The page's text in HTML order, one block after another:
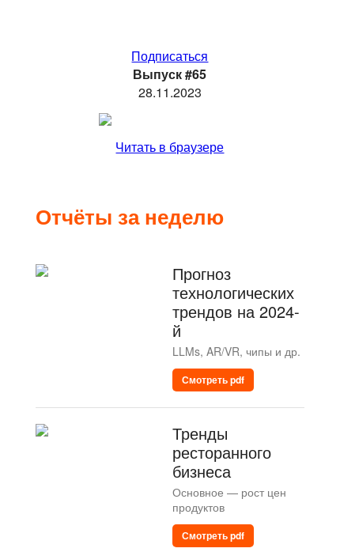
Подписаться
Выпуск #65
28.11.2023
Читать в браузере
Отчёты за неделю
Прогноз
технологических
трендов на 2024-
й
LLMs, AR/VR, чипы и др.
Смотреть pdf
Тренды
ресторанного
бизнеса
Основное — рост цен
продуктов
Смотреть pdf